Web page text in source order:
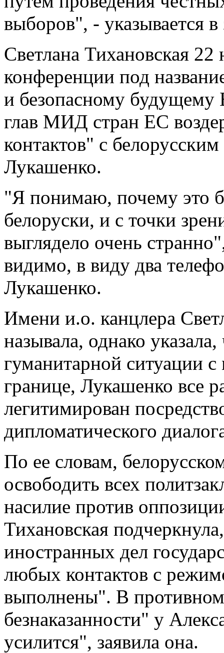
выборов", - указывается
Светлана Тихановская
конференции под
и безопасному будущему
глав МИД стран ЕС
контактов" с
Лукашенко.
"Я понимаю, почему это
белоруски, и с точки
выглядело очень
видимо, в виду два
Лукашенко.
Имени и.о. канцлера
называла, однако
гуманитарной ситуации
границе, Лукашенко все
легитимирован
дипломатического
По ее словам,
освободить всех
насилие против
Тихановская
иностранных дел
любых контактов с
выполнены". В противном
безнаказанности" у
усилится", заявила она.